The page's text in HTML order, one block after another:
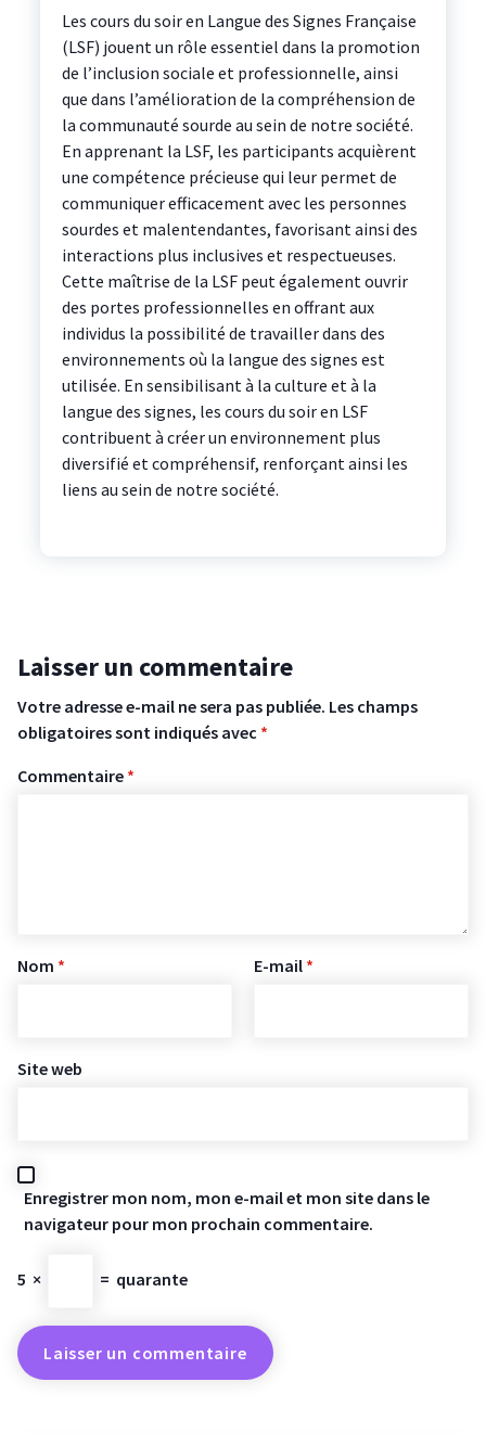
Les cours du soir en Langue des Signes Française
(LSF) jouent un rôle essentiel dans la promotion
de l’inclusion sociale et professionnelle, ainsi
que dans l’amélioration de la compréhension de
la communauté sourde au sein de notre société.
En apprenant la LSF, les participants acquièrent
une compétence précieuse qui leur permet de
communiquer efficacement avec les personnes
sourdes et malentendantes, favorisant ainsi des
interactions plus inclusives et respectueuses.
Cette maîtrise de la LSF peut également ouvrir
des portes professionnelles en offrant aux
individus la possibilité de travailler dans des
environnements où la langue des signes est
utilisée. En sensibilisant à la culture et à la
langue des signes, les cours du soir en LSF
contribuent à créer un environnement plus
diversifié et compréhensif, renforçant ainsi les
liens au sein de notre société.
Laisser un commentaire
Votre adresse e-mail ne sera pas publiée. Les champs
obligatoires sont indiqués avec *
Commentaire *
Nom * E-mail *
Site web
Enregistrer mon nom, mon e-mail et mon site dans le
navigateur pour mon prochain commentaire.
5 × = quarante